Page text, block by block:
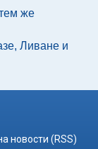
же
Ливане и
новости (RSS)